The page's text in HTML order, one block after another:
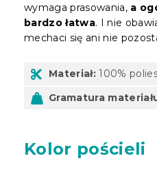
wymaga prasowania, a
bardzo łatwa. I nie
mechaci się ani nie
Materiał: 100%
Gramatura
Kolor pościeli